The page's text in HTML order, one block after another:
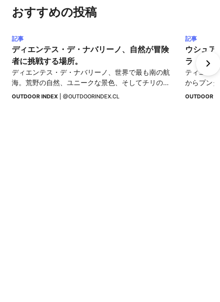
おすすめの投稿
記事
ディエンテス・デ・ナバリーノ、自然が冒険
者に挑戦する場所。
ディエンテス・デ・ナバリーノ、世界で最も南の航
海。荒野の自然、ユニークな景色、そしてチリの世
界の果てでの純粋な冒険。
OUTDOOR INDEX @OUTDOORINDEX.CL
記事
ウシュア
ラ・デル
ティエラ
からプン
て世界の
OUTDOOR